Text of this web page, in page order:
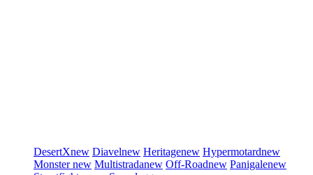
DesertXnew Diavelnew Heritagenew Hypermotardnew
Monsternew Multistradanew Off-Roadnew Panigalenew